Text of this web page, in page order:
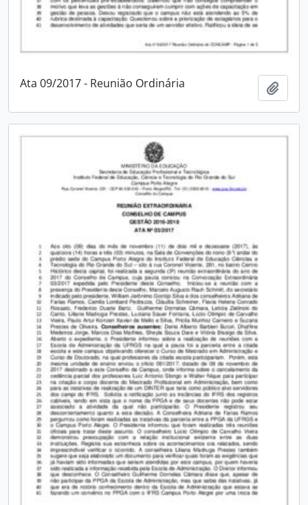
Ata 09/2017 - Reunião Ordinária